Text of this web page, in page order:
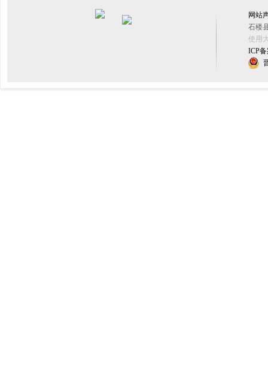
网站
石楼
使用
ICP